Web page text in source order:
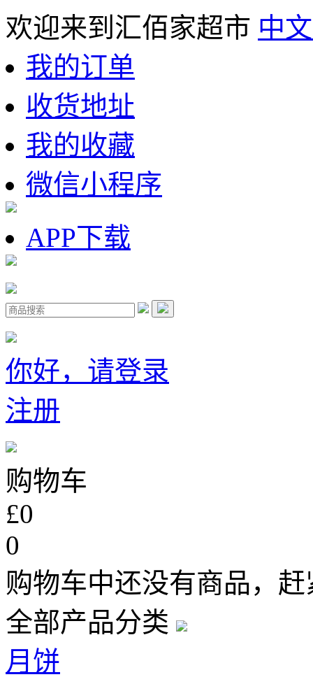
欢迎来到汇佰家超市 中
我的订单
收货地址
我的收藏
微信小程序
APP下载
你好，请登录
注册
购物车
£0
0
购物车中还没有商品，
全部产品分类
月饼